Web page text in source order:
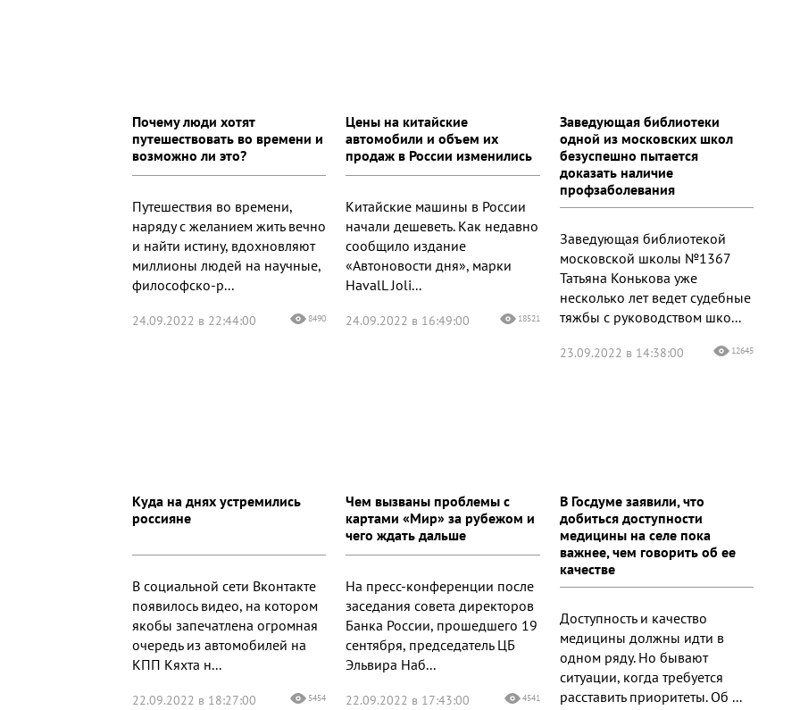
Почему люди хотят
путешествовать во времени и
возможно ли это?
Путешествия во времени,
наряду с желанием жить вечно
и найти истину, вдохновляют
миллионы людей на научные,
философско-р...
24.09.2022 в 22:44:00 8490
Цены на китайские
автомобили и объем их
продаж в России изменились
Китайские машины в России
начали дешеветь. Как недавно
сообщило издание
«Автоновости дня», марки
HavalL Joli...
24.09.2022 в 16:49:00 18521
Заведующая библиотеки
одной из московских школ
безуспешно пытается
доказать наличие
профзаболевания
Заведующая библиотекой
московской школы №1367
Татьяна Конькова уже
несколько лет ведет судебные
тяжбы с руководством шко...
23.09.2022 в 14:38:00 12645
Куда на днях устремились
россияне
В социальной сети Вконтакте
появилось видео, на котором
якобы запечатлена огромная
очередь из автомобилей на
КПП Кяхта н...
22.09.2022 в 18:27:00 5454
Чем вызваны проблемы с
картами «Мир» за рубежом и
чего ждать дальше
На пресс-конференции после
заседания совета директоров
Банка России, прошедшего 19
сентября, председатель ЦБ
Эльвира Наб...
22.09.2022 в 17:43:00 4541
В Госдуме заявили, что
добиться доступности
медицины на селе пока
важнее, чем говорить об ее
качестве
Доступность и качество
медицины должны идти в
одном ряду. Но бывают
ситуации, когда требуется
расставить приоритеты. Об ...